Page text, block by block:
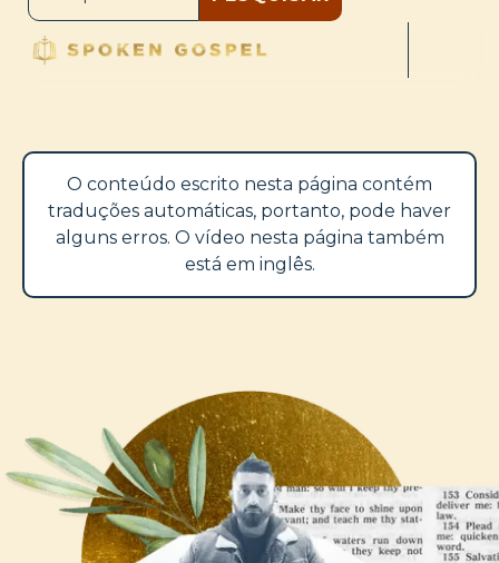
O conteúdo escrito nesta página contém
traduções automáticas, portanto, pode haver
alguns erros. O vídeo nesta página também
está em inglês.